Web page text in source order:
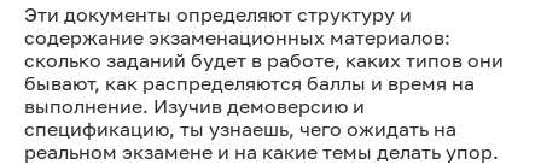
Эти документы определяют структуру и
содержание экзаменационных материалов:
сколько заданий будет в работе, каких типов они
бывают, как распределяются баллы и время на
выполнение. Изучив демоверсию и
спецификацию, ты узнаешь, чего ожидать на
реальном экзамене и на какие темы делать упор.